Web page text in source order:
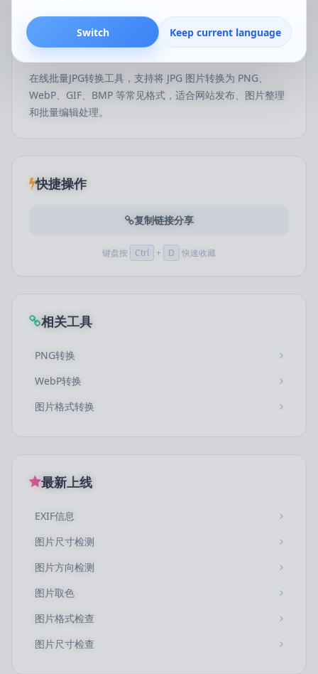
工具简介
在线批量JPG转换工具，支持将 JPG 图片转换为 PNG、
WebP、GIF、BMP 等常见格式，适合网站发布、图片整理
和批量编辑处理。
快捷操作
复制链接分享
键盘按 Ctrl + D 快速收藏
相关工具
PNG转换
WebP转换
图片格式转换
最新上线
EXIF信息
图片尺寸检测
图片方向检测
图片取色
图片格式检查
图片尺寸检查
Switch Keep current language